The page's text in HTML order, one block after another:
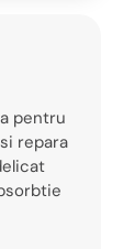
pentru
repara